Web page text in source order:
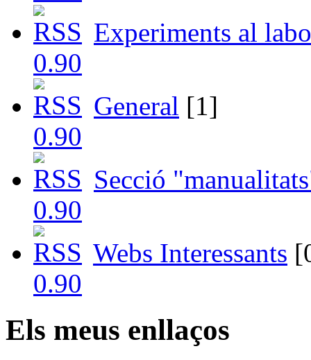
Experiments al
General [1]
Secció
Webs Interessants
Els meus enllaços